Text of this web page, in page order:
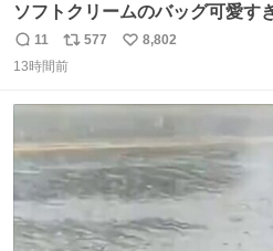
ソフトクリームのバッグ可愛す
返
信
11
リ
ポ
数
577
い
8,802
13時間前